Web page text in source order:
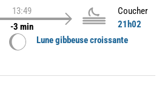
13:49
-3 min
Coucher
21h02
Lune gibbeuse croissante